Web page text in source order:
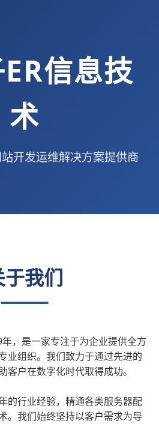
信息技
术
开发运维解决方案提供商
于我们
，是一家专注于为企业提供全方
业组织。我们致力于通过先进的
客户在数字化时代取得成功。
的行业经验，精通各类服务器配
。我们始终坚持以客户需求为导